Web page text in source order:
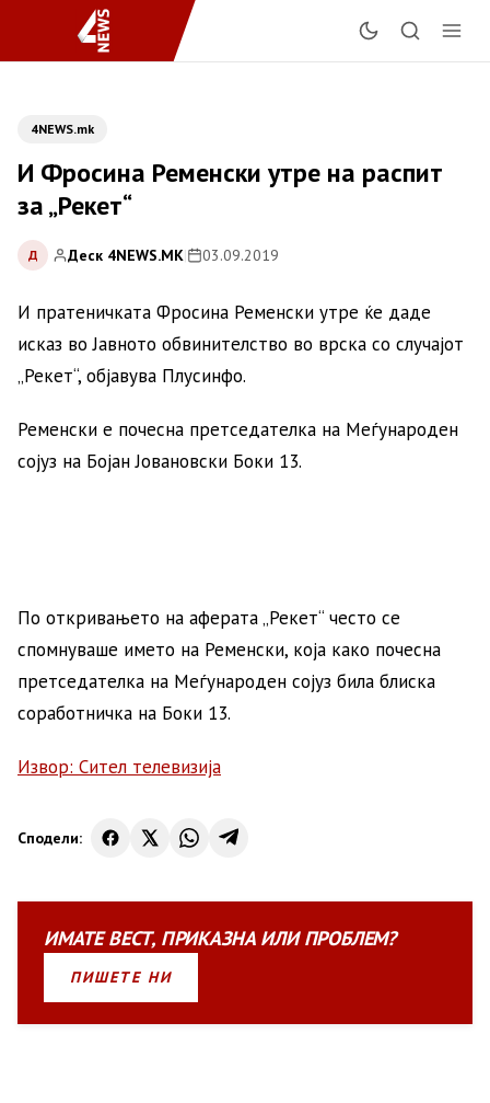
4NEWS.mk
И Фросина Ременски утре на распит
за „Рекет“
Д Деск 4NEWS.MK| 03.09.2019
И пратеничката Фросина Ременски утре ќе даде
исказ во Јавното обвинителство во врска со случајот
„Рекет“, објавува Плусинфо.
Ременски е почесна претседателка на Меѓународен
сојуз на Бојан Јовановски Боки 13.
По откривањето на аферата „Рекет“ често се
спомнуваше името на Ременски, која како почесна
претседателка на Меѓународен сојуз била блиска
соработничка на Боки 13.
Извор: Сител телевизија
Сподели:
ИМАТЕВЕСТ, ПРИКАЗНАИЛИПРОБЛЕМ?
ПИШЕТЕ НИ